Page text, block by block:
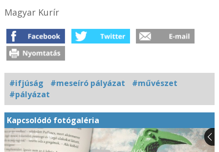
Magyar Kurír
#ifjúság #meseíró pályázat
#művészet
#pályázat
Kapcsolódó fotógaléria